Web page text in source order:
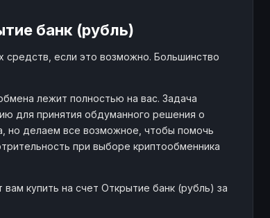
банк (рубль)
если это возможно. Большинство
лежит полностью на вас. Задача
для принятия обдуманного решения о
но делаем все возможное, чтобы помочь
при выборе криптообменника
купить на счет Открытие банк (рубль) за